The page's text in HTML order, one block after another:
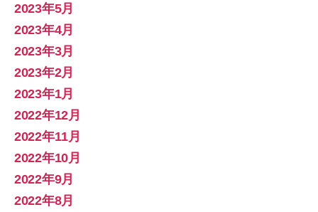
2023年5月
2023年4月
2023年3月
2023年2月
2023年1月
2022年12月
2022年11月
2022年10月
2022年9月
2022年8月